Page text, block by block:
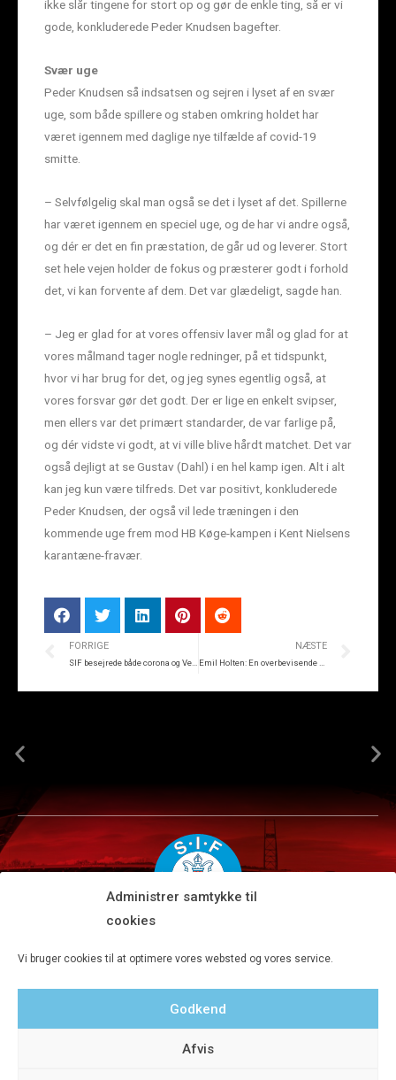
Administrer samtykke til
cookies
Vi bruger cookies til at optimere vores websted og vores service.
Godkend
Afvis
ikke slår tingene for stort op og gør de enkle ting, så er vi
gode, konkluderede Peder Knudsen bagefter.
Svær uge
Peder Knudsen så indsatsen og sejren i lyset af en svær
uge, som både spillere og staben omkring holdet har
været igennem med daglige nye tilfælde af covid-19
smitte.
– Selvfølgelig skal man også se det i lyset af det. Spillerne
har været igennem en speciel uge, og de har vi andre også,
og dér er det en fin præstation, de går ud og leverer. Stort
set hele vejen holder de fokus og præsterer godt i forhold
det, vi kan forvente af dem. Det var glædeligt, sagde han.
– Jeg er glad for at vores offensiv laver mål og glad for at
vores målmand tager nogle redninger, på et tidspunkt,
hvor vi har brug for det, og jeg synes egentlig også, at
vores forsvar gør det godt. Der er lige en enkelt svipser,
men ellers var det primært standarder, de var farlige på,
og dér vidste vi godt, at vi ville blive hårdt matchet. Det var
også dejligt at se Gustav (Dahl) i en hel kamp igen. Alt i alt
kan jeg kun være tilfreds. Det var positivt, konkluderede
Peder Knudsen, der også vil lede træningen i den
kommende uge frem mod HB Køge-kampen i Kent Nielsens
karantæne-fravær.
FORRIGE NÆSTE
Tlf 8680 4477 · Fax 8680 4647 · Kontortid man-fre kl. 9-15